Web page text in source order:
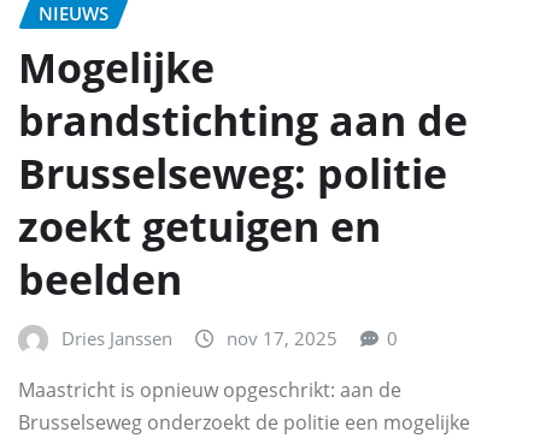
NIEUWS
Mogelijke
brandstichting aan de
Brusselseweg: politie
zoekt getuigen en
beelden
Dries Janssen nov 17, 2025 0
Maastricht is opnieuw opgeschrikt: aan de
Brusselseweg onderzoekt de politie een mogelijke